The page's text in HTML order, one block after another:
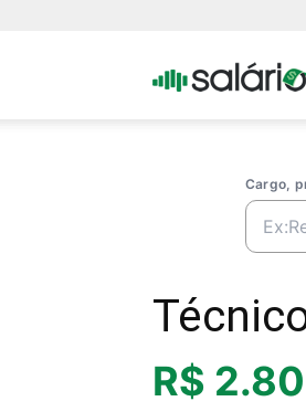
Cargo,
R$